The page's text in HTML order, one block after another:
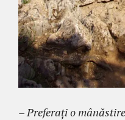
– Preferaţi o